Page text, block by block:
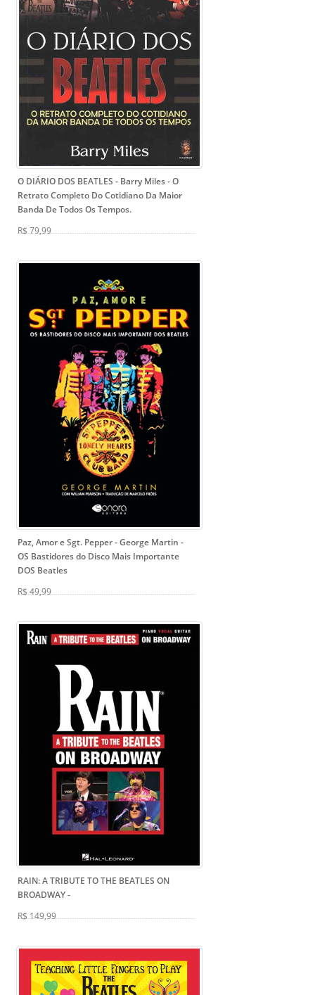
O DIÁRIO DOS BEATLES - Barry Miles- O
Retrato Completo Do Cotidiano Da Maior
Banda De Todos Os Tempos.
R$ 79,99
Paz, Amor e Sgt. Pepper - George Martin -
OS Bastidores do Disco Mais Importante
DOS Beatles
R$ 49,99
RAIN: A TRIBUTE TO THE BEATLES ON
BROADWAY-
R$ 149,99